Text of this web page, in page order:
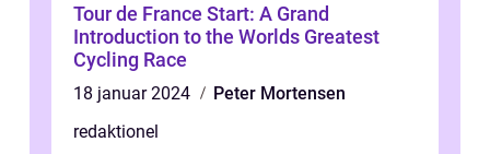
Tour de France Start: A Grand
Introduction to the Worlds Greatest
Cycling Race
18 januar 2024
Peter Mortensen
redaktionel